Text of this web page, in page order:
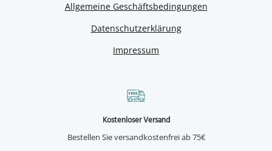
Allgemeine Geschäftsbedingungen
Datenschutzerklärung
Impressum
Kostenloser Versand
Bestellen Sie versandkostenfrei ab 75€